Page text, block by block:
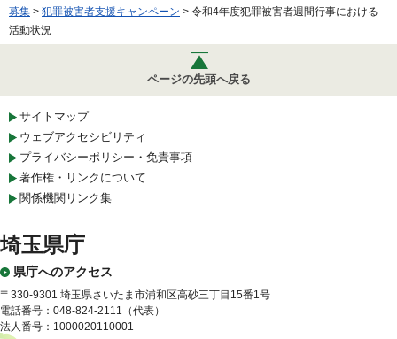
募集 > 犯罪被害者支援キャンペーン > 令和4年度犯罪被害者週間行事における
活動状況
ページの先頭へ戻る
サイトマップ
ウェブアクセシビリティ
プライバシーポリシー・免責事項
著作権・リンクについて
関係機関リンク集
埼玉県庁
県庁へのアクセス
〒330-9301 埼玉県さいたま市浦和区高砂三丁目15番1号
電話番号：048-824-2111（代表）
法人番号：1000020110001